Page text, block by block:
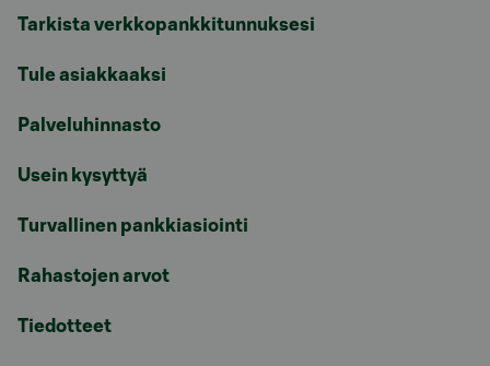
Tarkista verkkopankkitunnuksesi
Tule asiakkaaksi
Palveluhinnasto
Usein kysyttyä
Turvallinen pankkiasiointi
Rahastojen arvot
Tiedotteet